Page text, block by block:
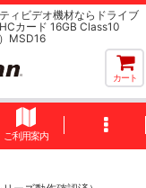
ィビデオ機材ならドライブ
カード 16GB Class10
MSD16
カート
ご利用案内